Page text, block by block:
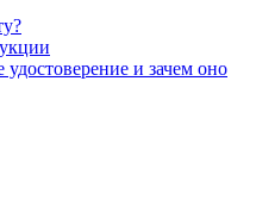
и зачем оно